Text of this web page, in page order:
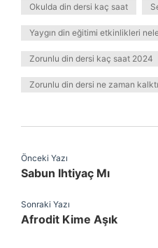
Okulda din dersi kaç saat
Yaygın din eğitimi etkinlikleri
Zorunlu din dersi kaç saat 2024
Zorunlu din dersi ne zaman kalktı
Önceki Yazı
Sabun Ihtiyaç Mı
Sonraki Yazı
Afrodit Kime Aşık